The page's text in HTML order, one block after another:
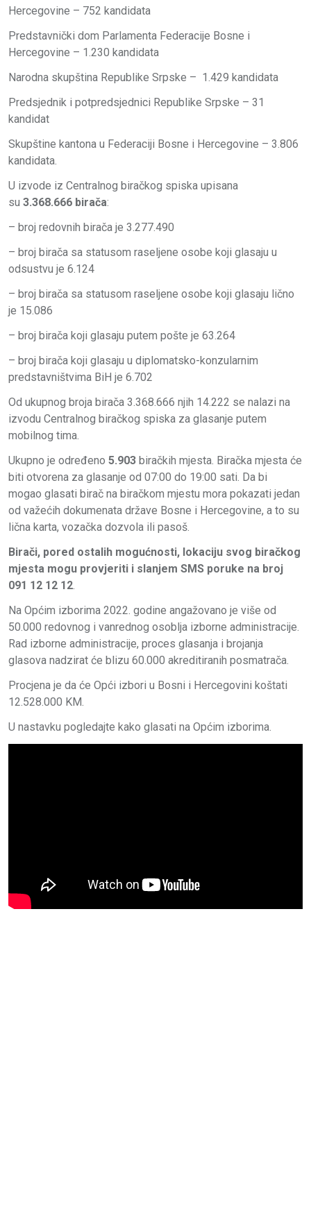
Hercegovine – 752 kandidata
Predstavnički dom Parlamenta Federacije Bosne i
Hercegovine – 1.230 kandidata
Narodna skupština Republike Srpske – 1.429 kandidata
Predsjednik i potpredsjednici Republike Srpske – 31
kandidat
Skupštine kantona u Federaciji Bosne i Hercegovine – 3.806
kandidata.
U izvode iz Centralnog biračkog spiska upisana
su 3.368.666 birača:
– broj redovnih birača je 3.277.490
– broj birača sa statusom raseljene osobe koji glasaju u
odsustvu je 6.124
– broj birača sa statusom raseljene osobe koji glasaju lično
je 15.086
– broj birača koji glasaju putem pošte je 63.264
– broj birača koji glasaju u diplomatsko-konzularnim
predstavništvima BiH je 6.702
Od ukupnog broja birača 3.368.666 njih 14.222 se nalazi na
izvodu Centralnog biračkog spiska za glasanje putem
mobilnog tima.
Ukupno je određeno 5.903 biračkih mjesta. Biračka mjesta će
biti otvorena za glasanje od 07:00 do 19:00 sati. Da bi
mogao glasati birač na biračkom mjestu mora pokazati jedan
od važećih dokumenata države Bosne i Hercegovine, a to su
lična karta, vozačka dozvola ili pasoš.
Birači, pored ostalih mogućnosti, lokaciju svog biračkog
mjesta mogu provjeriti i slanjem SMS poruke na broj
091 12 12 12.
Na Općim izborima 2022. godine angažovano je više od
50.000 redovnog i vanrednog osoblja izborne administracije.
Rad izborne administracije, proces glasanja i brojanja
glasova nadzirat će blizu 60.000 akreditiranih posmatrača.
Procjena je da će Opći izbori u Bosni i Hercegovini koštati
12.528.000 KM.
U nastavku pogledajte kako glasati na Općim izborima.